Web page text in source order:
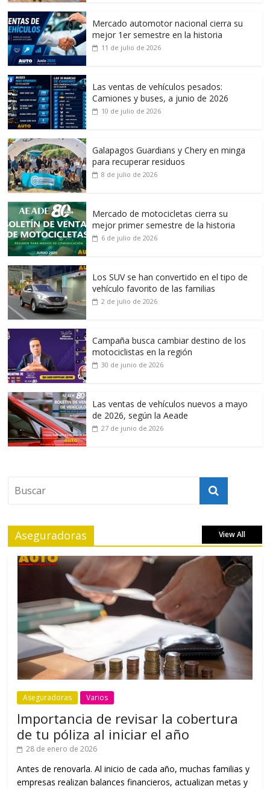
Mercado automotor nacional cierra su
mejor 1er semestre en la historia
11 de julio de 2026
Las ventas de vehículos pesados:
Camiones y buses, a junio de 2026
10 de julio de 2026
Galapagos Guardians y Chery en minga
para recuperar residuos
8 de julio de 2026
Mercado de motocicletas cierra su
mejor primer semestre de la historia
6 de julio de 2026
Los SUV se han convertido en el tipo de
vehículo favorito de las familias
2 de julio de 2026
Campaña busca cambiar destino de los
motociclistas en la región
30 de junio de 2026
Las ventas de vehículos nuevos a mayo
de 2026, según la Aeade
27 de junio de 2026
Aseguradoras View All
Aseguradoras Varios
Importancia de revisar la cobertura
de tu póliza al iniciar el año
28 de enero de 2026
Antes de renovarla. Al inicio de cada año, muchas familias y
empresas realizan balances financieros, actualizan metas y